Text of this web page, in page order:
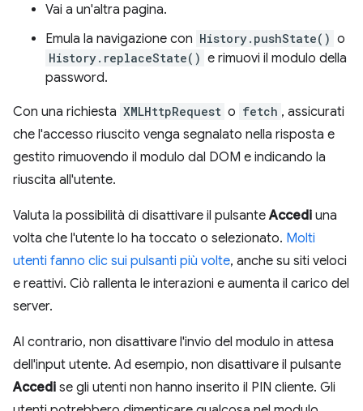
Vai a un'altra pagina.
Emula la navigazione con History.pushState() o
History.replaceState() e rimuovi il modulo della
password.
Con una richiesta XMLHttpRequest o fetch , assicurati
che l'accesso riuscito venga segnalato nella risposta e
gestito rimuovendo il modulo dal DOM e indicando la
riuscita all'utente.
Valuta la possibilità di disattivare il pulsanteAccedi una
volta che l'utente lo ha toccato o selezionato. Molti
utenti fanno clic sui pulsanti più volte, anche su siti veloci
e reattivi. Ciò rallenta le interazioni e aumenta il carico del
server.
Al contrario, non disattivare l'invio del modulo in attesa
dell'input utente. Ad esempio, non disattivare il pulsante
Accedi se gli utenti non hanno inserito il PIN cliente. Gli